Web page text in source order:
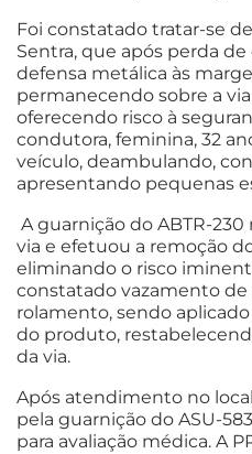
Foi constatado tratar-se
Sentra, que após perda
defensa metálica às
permanecendo sobre a
oferecendo risco à
condutora, feminina, 32
veículo, deambulando,
apresentando pequenas
A guarnição do ABTR-230
via e efetuou a remoção
eliminando o risco
constatado vazamento de
rolamento, sendo
do produto,
da via.
Após atendimento no
pela guarnição do ASU-
para avaliação médica. A